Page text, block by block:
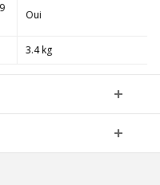
Oui
3.4 kg